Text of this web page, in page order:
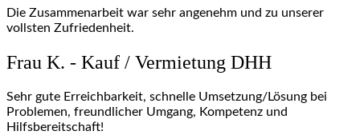
Die Zusammenarbeit war sehr angenehm und zu unserer
vollsten Zufriedenheit.
Frau K. - Kauf / Vermietung DHH
Sehr gute Erreichbarkeit, schnelle Umsetzung/Lösung bei
Problemen, freundlicher Umgang, Kompetenz und
Hilfsbereitschaft!